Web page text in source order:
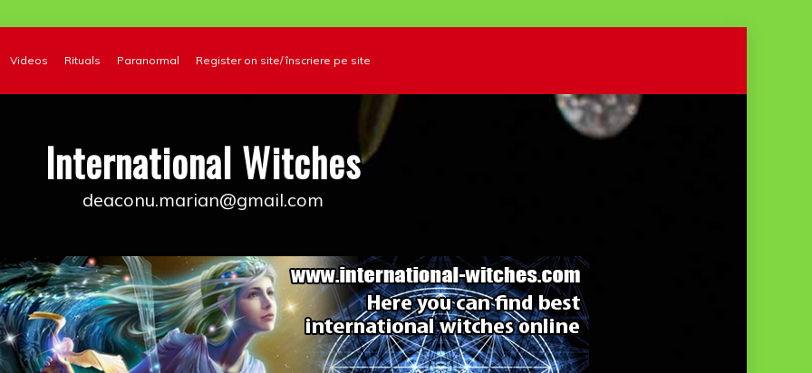
Videos Rituals Paranormal
Register on site/ înscriere pe site
International Witches
deaconu.marian@gmail.com